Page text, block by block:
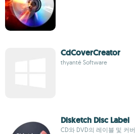
CdCoverCreator
thyanté Software
Disketch Disc Label
CD와 DVD의 레이블 및 커